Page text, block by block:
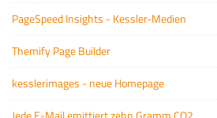
PageSpeed Insights - Kessler-Medien
Themify Page Builder
kesslerimages - neue Homepage